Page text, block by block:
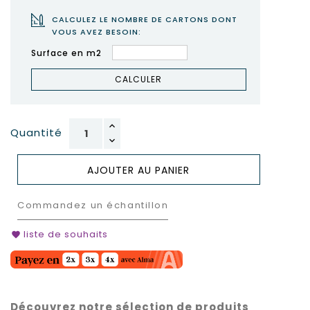
CALCULEZ LE NOMBRE DE CARTONS DONT
VOUS AVEZ BESOIN:
Surface en m2
CALCULER
Quantité
AJOUTER AU PANIER
Commandez un échantillon
favorite liste de souhaits
Découvrez notre sélection de produits